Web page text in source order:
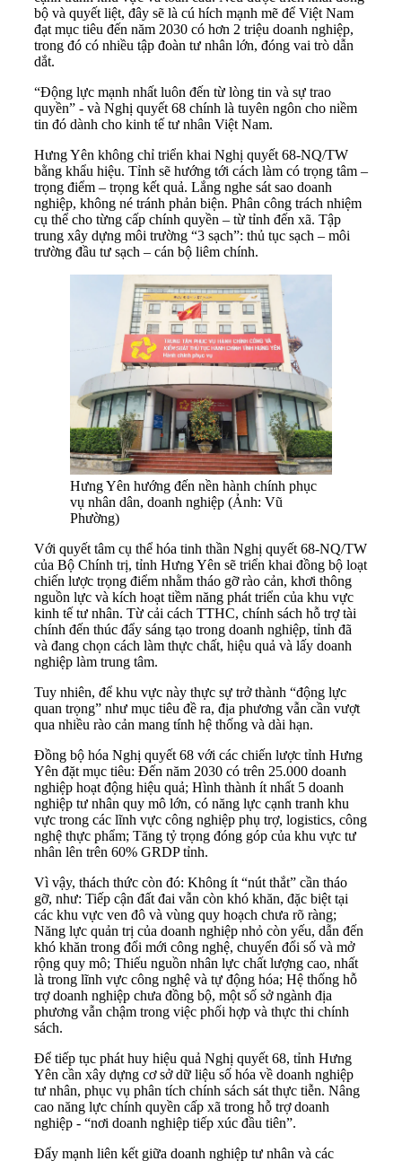
bộ và quyết liệt, đây sẽ là cú hích mạnh mẽ để Việt Nam
đạt mục tiêu đến năm 2030 có hơn 2 triệu doanh nghiệp,
trong đó có nhiều tập đoàn tư nhân lớn, đóng vai trò dẫn
dắt.
“Động lực mạnh nhất luôn đến từ lòng tin và sự trao
quyền” - và Nghị quyết 68 chính là tuyên ngôn cho niềm
tin đó dành cho kinh tế tư nhân Việt Nam.
Hưng Yên không chỉ triển khai Nghị quyết 68-NQ/TW
bằng khẩu hiệu. Tỉnh sẽ hướng tới cách làm có trọng tâm –
trọng điểm – trọng kết quả. Lắng nghe sát sao doanh
nghiệp, không né tránh phản biện. Phân công trách nhiệm
cụ thể cho từng cấp chính quyền – từ tỉnh đến xã. Tập
trung xây dựng môi trường “3 sạch”: thủ tục sạch – môi
trường đầu tư sạch – cán bộ liêm chính.
Hưng Yên hướng đến nền hành chính phục
vụ nhân dân, doanh nghiệp (Ảnh: Vũ
Phường)
Với quyết tâm cụ thể hóa tinh thần Nghị quyết 68-NQ/TW
của Bộ Chính trị, tỉnh Hưng Yên sẽ triển khai đồng bộ loạt
chiến lược trọng điểm nhằm tháo gỡ rào cản, khơi thông
nguồn lực và kích hoạt tiềm năng phát triển của khu vực
kinh tế tư nhân. Từ cải cách TTHC, chính sách hỗ trợ tài
chính đến thúc đẩy sáng tạo trong doanh nghiệp, tỉnh đã
và đang chọn cách làm thực chất, hiệu quả và lấy doanh
nghiệp làm trung tâm.
Tuy nhiên, để khu vực này thực sự trở thành “động lực
quan trọng” như mục tiêu đề ra, địa phương vẫn cần vượt
qua nhiều rào cản mang tính hệ thống và dài hạn.
Đồng bộ hóa Nghị quyết 68 với các chiến lược tỉnh Hưng
Yên đặt mục tiêu: Đến năm 2030 có trên 25.000 doanh
nghiệp hoạt động hiệu quả; Hình thành ít nhất 5 doanh
nghiệp tư nhân quy mô lớn, có năng lực cạnh tranh khu
vực trong các lĩnh vực công nghiệp phụ trợ, logistics, công
nghệ thực phẩm; Tăng tỷ trọng đóng góp của khu vực tư
nhân lên trên 60% GRDP tỉnh.
Vì vậy, thách thức còn đó: Không ít “nút thắt” cần tháo
gỡ, như: Tiếp cận đất đai vẫn còn khó khăn, đặc biệt tại
các khu vực ven đô và vùng quy hoạch chưa rõ ràng;
Năng lực quản trị của doanh nghiệp nhỏ còn yếu, dẫn đến
khó khăn trong đổi mới công nghệ, chuyển đổi số và mở
rộng quy mô; Thiếu nguồn nhân lực chất lượng cao, nhất
là trong lĩnh vực công nghệ và tự động hóa; Hệ thống hỗ
trợ doanh nghiệp chưa đồng bộ, một số sở ngành địa
phương vẫn chậm trong việc phối hợp và thực thi chính
sách.
Để tiếp tục phát huy hiệu quả Nghị quyết 68, tỉnh Hưng
Yên cần xây dựng cơ sở dữ liệu số hóa về doanh nghiệp
tư nhân, phục vụ phân tích chính sách sát thực tiễn. Nâng
cao năng lực chính quyền cấp xã trong hỗ trợ doanh
nghiệp - “nơi doanh nghiệp tiếp xúc đầu tiên”.
Đẩy mạnh liên kết giữa doanh nghiệp tư nhân và các